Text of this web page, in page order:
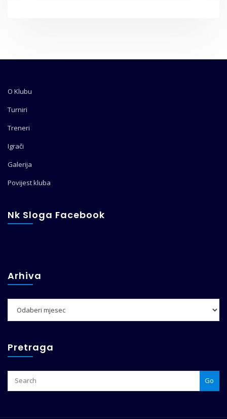
O Klubu
Turniri
Treneri
Igrači
Galerija
Povijest kluba
Nk Sloga Facebook
Arhiva
Pretraga
Go